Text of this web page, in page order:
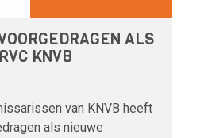
ALS
KNVB
van KNVB heeft
als nieuwe